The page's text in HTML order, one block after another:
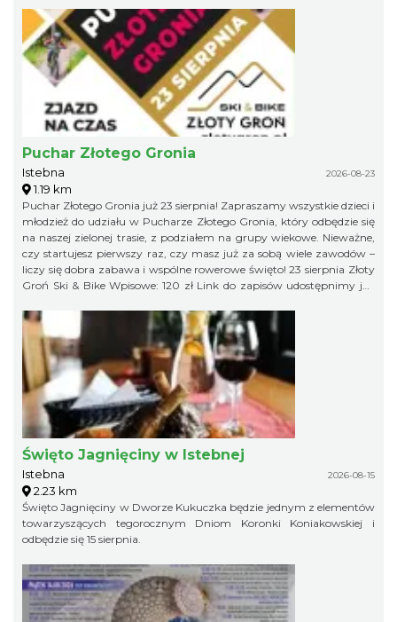
Puchar Złotego Gronia
Istebna 2026-08-23
1.19 km
Puchar Złotego Gronia już 23 sierpnia! Zapraszamy wszystkie dzieci i
młodzież do udziału w Pucharze Złotego Gronia, który odbędzie się
na naszej zielonej trasie, z podziałem na grupy wiekowe. Nieważne,
czy startujesz pierwszy raz, czy masz już za sobą wiele zawodów –
liczy się dobra zabawa i wspólne rowerowe święto! 23 sierpnia Złoty
Groń Ski & Bike Wpisowe: 120 zł Link do zapisów udostępnimy już
przegapić!
Święto Jagnięciny w Istebnej
Istebna 2026-08-15
2.23 km
Święto Jagnięciny w Dworze Kukuczka będzie jednym z elementów
towarzyszących tegorocznym Dniom Koronki Koniakowskiej i
odbędzie się 15 sierpnia.